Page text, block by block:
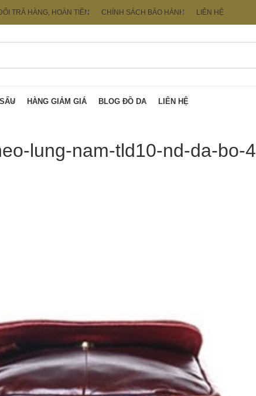
TRẢ HÀNG, HOÀN TIỀN CHÍNH SÁCH BẢO HÀNH LIÊN HỆ
HÀNG GIẢM GIÁ BLOG ĐỒ DA LIÊN HỆ
lung-nam-tld10-nd-da-bo-4